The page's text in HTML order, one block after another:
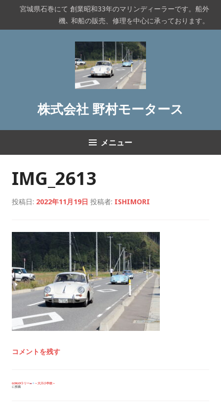
テ
宮城県石巻にて 創業昭和33年のマリンディーラーです。船外
機､ 和船の販売、修理を中心に承っております。
株式会社 野村モータース
メニュー
IMG_2613
投稿日: 2022年11月19日 投稿者: ISHIMORI
コメントを残す
投
GO!GO!ラリー
～大川小学校～
に投稿